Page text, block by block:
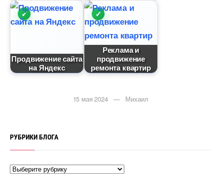
Продвижение сайта
на Яндекс
Реклама и
продвижение
ремонта квартир
15 мая 2024 — Михаил
РУБРИКИ БЛОГА